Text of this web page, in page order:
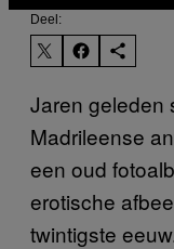
Deel:
Jaren geleden
Madrileense
een oud
erotische
twintigste